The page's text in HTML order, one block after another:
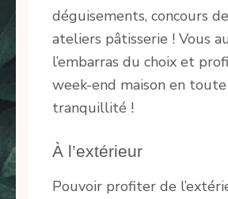
déguisements, concours
ateliers pâtisserie ! Vous
l’embarras du choix et
week-end maison en toute
tranquillité !
À l’extérieur
Pouvoir profiter de